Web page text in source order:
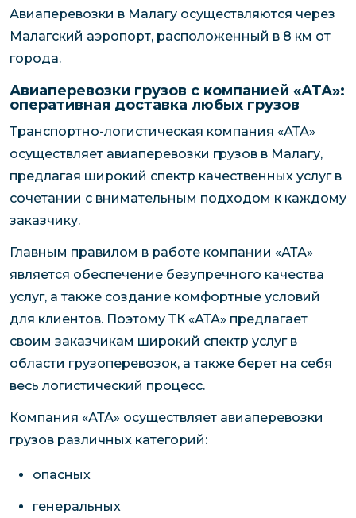
Авиаперевозки в Малагу осуществляются через
Малагский аэропорт, расположенный в 8 км от
города.
Авиаперевозки грузов с компанией «АТА»:
оперативная доставка любых грузов
Транспортно-логистическая компания «АТА»
осуществляет авиаперевозки грузов в Малагу,
предлагая широкий спектр качественных услуг в
сочетании с внимательным подходом к каждому
заказчику.
Главным правилом в работе компании «АТА»
является обеспечение безупречного качества
услуг, а также создание комфортные условий
для клиентов. Поэтому ТК «АТА» предлагает
своим заказчикам широкий спектр услуг в
области грузоперевозок, а также берет на себя
весь логистический процесс.
Компания «АТА» осуществляет авиаперевозки
грузов различных категорий:
опасных
генеральных